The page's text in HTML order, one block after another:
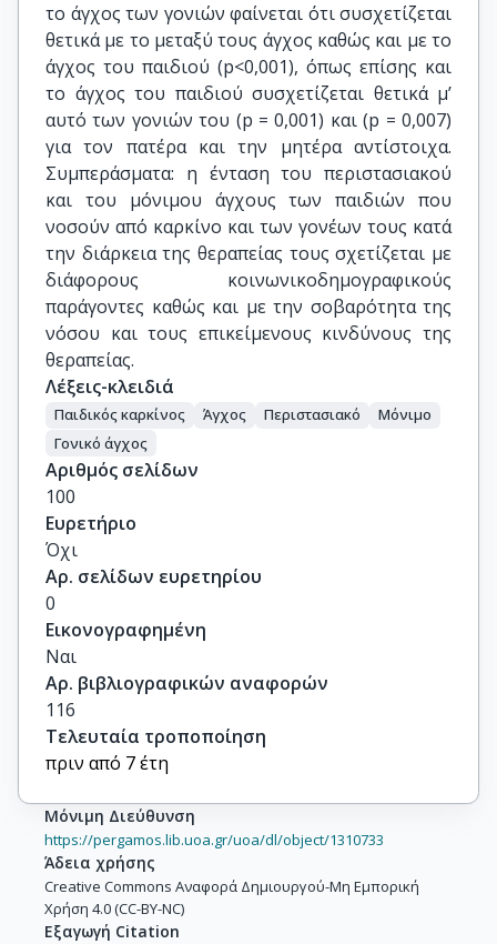
το άγχος των γονιών φαίνεται ότι συσχετίζεται
θετικά με το μεταξύ τους άγχος καθώς και με το
άγχος του παιδιού (p<0,001), όπως επίσης και
το άγχος του παιδιού συσχετίζεται θετικά μ’
αυτό των γονιών του (p = 0,001) και (p = 0,007)
για τον πατέρα και την μητέρα αντίστοιχα.
Συμπεράσματα: η ένταση του περιστασιακού
και του μόνιμου άγχους των παιδιών που
νοσούν από καρκίνο και των γονέων τους κατά
την διάρκεια της θεραπείας τους σχετίζεται με
διάφορους κοινωνικοδημογραφικούς
παράγοντες καθώς και με την σοβαρότητα της
νόσου και τους επικείμενους κινδύνους της
θεραπείας.
Λέξεις-κλειδιά
Παιδικός καρκίνος Άγχος Περιστασιακό
Μόνιμο
Γονικό άγχος
Αριθμός σελίδων
100
Ευρετήριο
Όχι
Αρ. σελίδων ευρετηρίου
0
Εικονογραφημένη
Ναι
Αρ. βιβλιογραφικών αναφορών
116
Τελευταία τροποποίηση
πριν από 7 έτη
Μόνιμη Διεύθυνση
https://pergamos.lib.uoa.gr/uoa/dl/object/1310733
Άδεια χρήσης
Creative Commons Αναφορά Δημιουργού-Μη Εμπορική
Χρήση 4.0 (CC-BY-NC)
Εξαγωγή Citation